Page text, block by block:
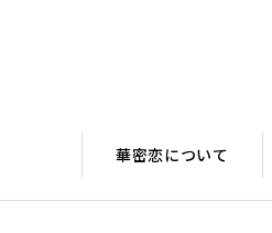
華密恋について